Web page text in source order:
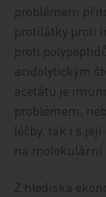
problémem
protilátky proti
proti
acidolytickým
acetátu je
problémem,
léčby, tak i s
na molekulární
Z hlediska